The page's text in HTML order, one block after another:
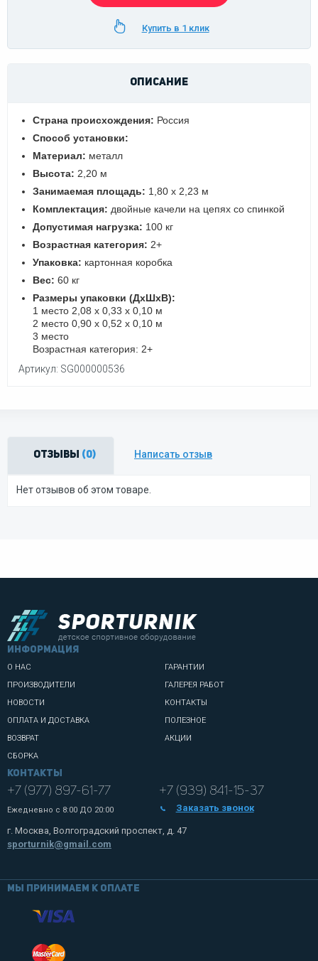
Купить в 1 клик
ОПИСАНИЕ
Страна происхождения: Россия
Способ установки:
Материал: металл
Высота: 2,20 м
Занимаемая площадь: 1,80 х 2,23 м
Комплектация: двойные качели на цепях со спинкой
Допустимая нагрузка: 100 кг
Возрастная категория: 2+
Упаковка: картонная коробка
Вес: 60 кг
Размеры упаковки (ДхШхВ):
1 место 2,08 х 0,33 х 0,10 м
2 место 0,90 х 0,52 х 0,10 м
3 место
Возрастная категория: 2+
Артикул: SG000000536
Отзывы (0) Написать отзыв
Нет отзывов об этом товаре.
информация
О НАС
ПРОИЗВОДИТЕЛИ
НОВОСТИ
ОПЛАТА И ДОСТАВКА
ВОЗВРАТ
СБОРКА
ГАРАНТИИ
ГАЛЕРЕЯ РАБОТ
КОНТАКТЫ
ПОЛЕЗНОЕ
АКЦИИ
Контакты
+7 (977) 897-61-77
Ежедневно с 8:00 ДО 20:00
+7 (939) 841-15-37
Заказать звонок
г. Москва, Волгоградский проспект, д. 47
sporturnik@gmail.com
Мы принимаем к оплате